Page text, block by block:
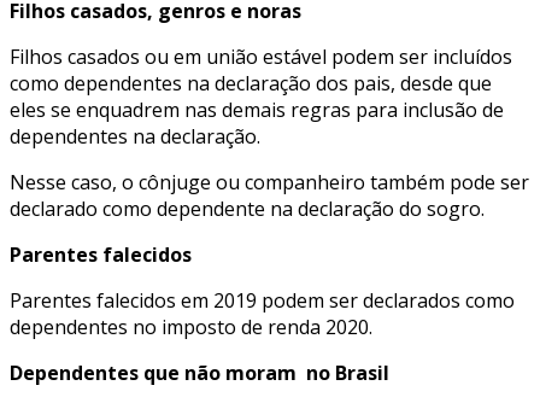
Filhos casados, genros e noras
Filhos casados ou em união estável podem ser incluídos
como dependentes na declaração dos pais, desde que
eles se enquadrem nas demais regras para inclusão de
dependentes na declaração.
Nesse caso, o cônjuge ou companheiro também pode ser
declarado como dependente na declaração do sogro.
Parentes falecidos
Parentes falecidos em 2019 podem ser declarados como
dependentes no imposto de renda 2020.
Dependentes que não moram no Brasil